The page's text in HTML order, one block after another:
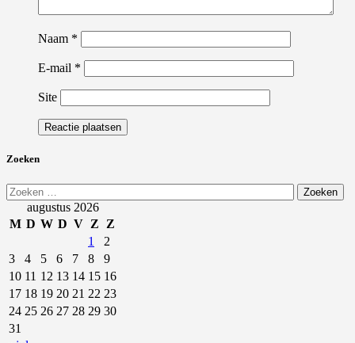
Naam *
E-mail *
Site
Zoeken
Zoeken
naar:augustus 2026
M D W D V Z
Z
1
2
3
4 5 6 7 8
9
10 11 12 13 14 15 16
17 18 19 20 21 22 23
24 25 26 27 28 29 30
31